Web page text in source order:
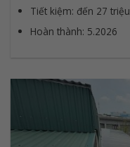
Tiết kiệm: đến 27
Hoàn thành: 5.2026